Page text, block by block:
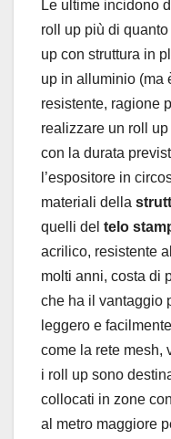
Le ultime incidono
roll up più di quanto
up con struttura in
up in alluminio (ma
resistente, ragione
realizzare un roll
con la durata
l’espositore in
materiali della
quelli del telo
acrilico, resistente
molti anni, costa di
che ha il vantaggio
leggero e
come la rete mesh,
i roll up sono
collocati in zone
al metro maggiore